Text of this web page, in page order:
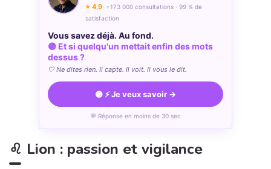
⭐ 4,9· +173 000 consultations · 99 % de
satisfaction
Vous savez déjà. Au fond.
🟣 Et si quelqu'un mettait enfin des mots
dessus ?
🤍 Ne dites rien. Il capte. Il voit. Il vous le dit.
🟣 ⚡ Je veux savoir →
💬 Réponse en moins de 30 sec
♌ Lion : passion et vigilance